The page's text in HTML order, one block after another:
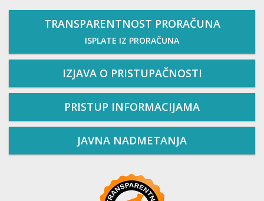
TRANSPARENTNOST PRORAČUNA
ISPLATE IZ PRORAČUNA
IZJAVA O PRISTUPAČNOSTI
PRISTUP INFORMACIJAMA
JAVNA NADMETANJA